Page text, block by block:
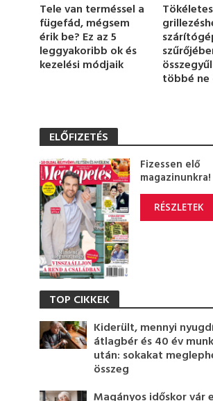
d
s
Tele van terméssel a
fügefád, mégsem
érik be? Ez az 5
leggyakoribb ok és
kezelési módjaik
többé
ELŐFIZETÉS
Fizessen elő
magazinunkra!
RÉSZLETEK
TOP CIKKEK
Kiderült, mennyi
átlagbér és 40 év
után: sokakat
összeg